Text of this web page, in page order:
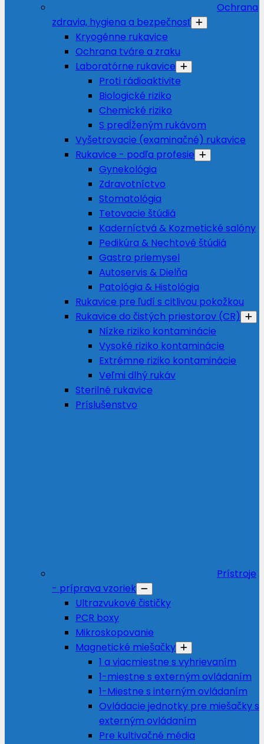
Ochrana
zdravia, hygiena a bezpečnosť
Kryogénne rukavice
Ochrana tváre a zraku
Laboratórne rukavice
Proti rádioaktivite
Biologické riziko
Chemické riziko
S predĺženým rukávom
Vyšetrovacie (examinačné) rukavice
Rukavice - podľa profesie
Gynekológia
Zdravotníctvo
Stomatológia
Tetovacie štúdiá
Kaderníctvá & Kozmetické salóny
Pedikúra & Nechtové štúdiá
Gastro priemysel
Autoservis & Dielňa
Patológia & Histológia
Rukavice pre ľudí s citlivou pokožkou
Rukavice do čistých priestorov (CR)
Nízke riziko kontaminácie
Vysoké riziko kontaminácie
Extrémne riziko kontaminácie
Veľmi dlhý rukáv
Sterilné rukavice
Príslušenstvo
Prístroje
- príprava vzoriek
Ultrazvukové čističky
PCR boxy
Mikroskopovanie
Magnetické miešačky
1 a viacmiestne s vyhrievaním
1-miestne s externým ovládaním
1-Miestne s interným ovládaním
Ovládacie jednotky pre miešačky s
externým ovládaním
Pre kultivačné média